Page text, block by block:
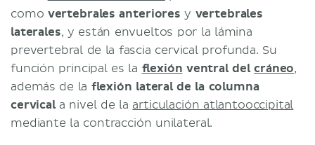
como vertebrales anteriores y vertebrales
laterales, y están envueltos por la lámina
prevertebral de la fascia cervical profunda. Su
función principal es la flexión ventral delcráneo,
además de la flexión lateral de la columna
cervicala nivel de la articulación atlantooccipital
mediante la contracción unilateral.